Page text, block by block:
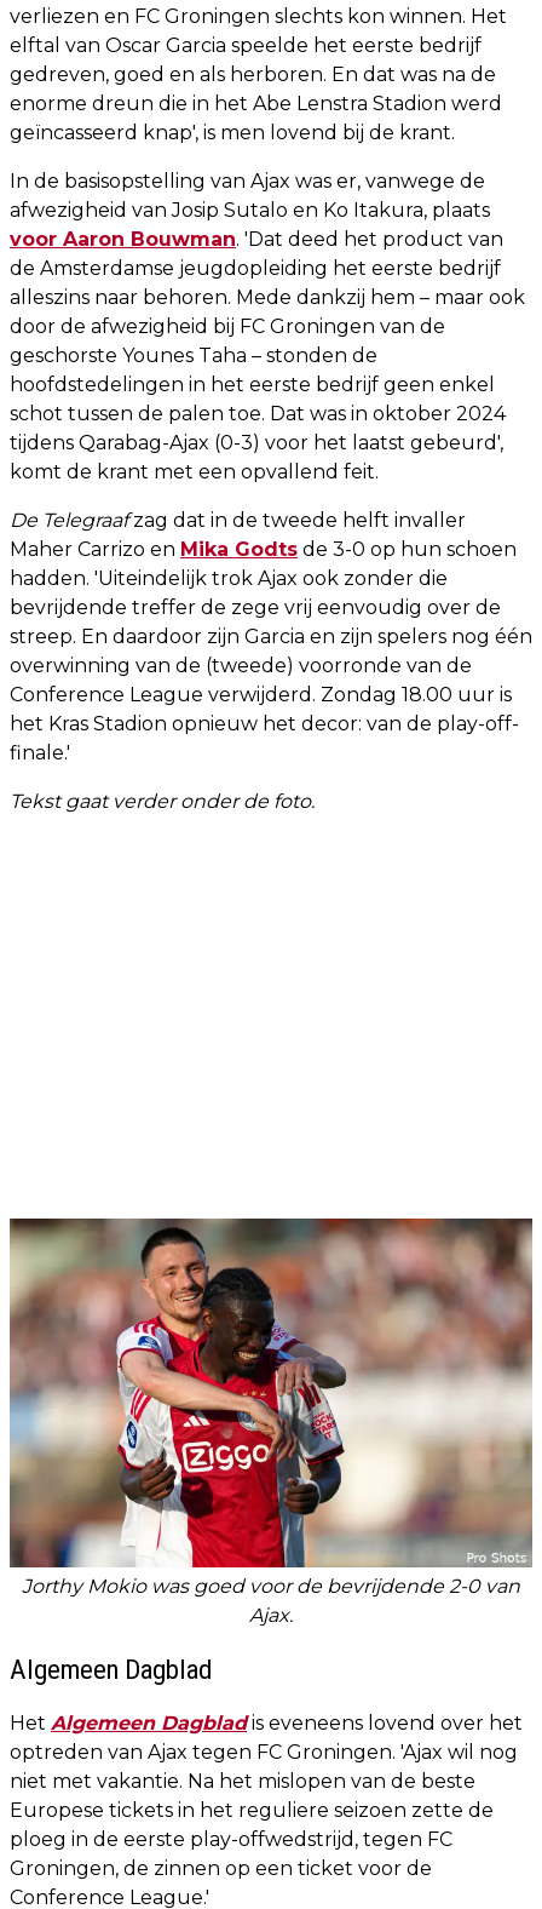
verliezen en FC Groningen slechts kon winnen. Het
elftal van Oscar Garcia speelde het eerste bedrijf
gedreven, goed en als herboren. En dat was na de
enorme dreun die in het Abe Lenstra Stadion werd
geïncasseerd knap', is men lovend bij de krant.
In de basisopstelling van Ajax was er, vanwege de
afwezigheid van Josip Sutalo en Ko Itakura, plaats
voor Aaron Bouwman. 'Dat deed het product van
de Amsterdamse jeugdopleiding het eerste bedrijf
alleszins naar behoren. Mede dankzij hem – maar ook
door de afwezigheid bij FC Groningen van de
geschorste Younes Taha – stonden de
hoofdstedelingen in het eerste bedrijf geen enkel
schot tussen de palen toe. Dat was in oktober 2024
tijdens Qarabag-Ajax (0-3) voor het laatst gebeurd',
komt de krant met een opvallend feit.
De Telegraafzag dat in de tweede helft invaller
Maher Carrizo en Mika Godts de 3-0 op hun schoen
hadden. 'Uiteindelijk trok Ajax ook zonder die
bevrijdende treffer de zege vrij eenvoudig over de
streep. En daardoor zijn Garcia en zijn spelers nog één
overwinning van de (tweede) voorronde van de
Conference League verwijderd. Zondag 18.00 uur is
het Kras Stadion opnieuw het decor: van de play-off-
finale.'
Tekst gaat verder onder de foto.
Jorthy Mokio was goed voor de bevrijdende 2-0 van
Ajax.
Algemeen Dagblad
Het Algemeen Dagbladis eveneens lovend over het
optreden van Ajax tegen FC Groningen. 'Ajax wil nog
niet met vakantie. Na het mislopen van de beste
Europese tickets in het reguliere seizoen zette de
ploeg in de eerste play-offwedstrijd, tegen FC
Groningen, de zinnen op een ticket voor de
Conference League.'